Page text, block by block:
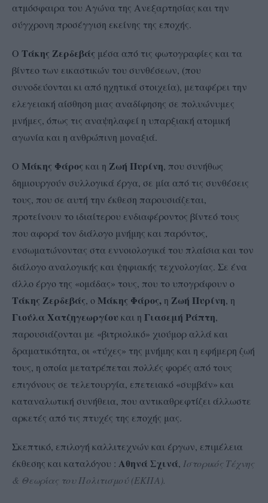
ατμόσφαιρα του Αγώνα της Ανεξαρτησίας και την
σύγχρονη προσέγγιση εκείνης της εποχής.
Ο Τάκης Ζερδεβάς μέσα από τις φωτογραφίες και τα
βίντεο των εικαστικών του συνθέσεων, (που
συνοδεύονται κι από ηχητικά στοιχεία), μεταφέρει την
ελεγειακή αίσθηση μιας αναδίφησης σε πολυώνυμες
μνήμες, όπως τις αναψηλαφεί η υπαρξιακή ατομική
αγωνία και η ανθρώπινη μοναξιά.
Ο Μάκης Φάρος και η Ζωή Πυρίνη, που συνήθως
δημιουργούν συλλογικά έργα, σε μία από τις συνθέσεις
τους, που σε αυτή την έκθεση παρουσιάζεται,
προτείνουν το ιδιαίτερου ενδιαφέροντος βίντεό τους
που αφορά τον διάλογο μνήμης και παρόντος,
ενσωματώνοντας στα εννοιολογικά του πλαίσια και τον
διάλογο αναλογικής και ψηφιακής τεχνολογίας. Σε ένα
άλλο έργο της «ομάδας» τους, που το υπογράφουν ο
Τάκης Ζερδεβάς, ο Μάκης Φάρος, η Ζωή Πυρίνη, η
Γιούλα Χατζηγεωργίου και η Γιασεμή Ράπτη,
παρουσιάζονται με «βιτριολικό» χιούμορ αλλά και
δραματικότητα, οι «τύχες» της μνήμης και η εφήμερη ζωή
τους, η οποία μετατρέπεται πολλές φορές από τους
επιγόνους σε τελετουργία, επετειακό «συμβάν» και
καταναλωτική συνήθεια, που αντικαθρεφτίζει άλλωστε
αρκετές από τις πτυχές της εποχής μας.
Σκεπτικό, επιλογή καλλιτεχνών και έργων, επιμέλεια
έκθεσης και καταλόγου : Αθηνά Σχινά, Ιστορικός Τέχνης
& Θεωρίας του Πολιτισμού (ΕΚΠΑ).